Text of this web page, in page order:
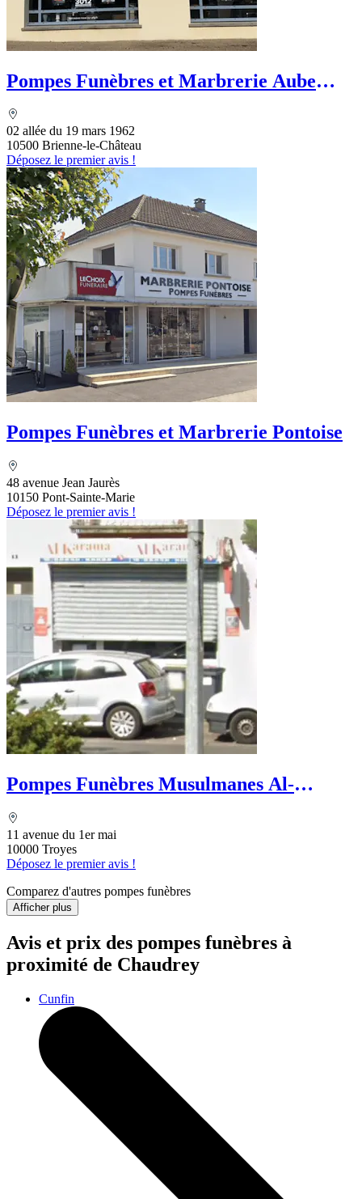
Pompes Funèbres et Marbrerie Aube
02 allée du 19 mars 1962
10500 Brienne-le-Château
Déposez le premier avis !
Pompes Funèbres et Marbrerie Pontoise
48 avenue Jean Jaurès
10150 Pont-Sainte-Marie
Déposez le premier avis !
Pompes Funèbres Musulmanes Al-
11 avenue du 1er mai
10000 Troyes
Déposez le premier avis !
Comparez d'autres pompes funèbres
Afficher plus
Avis et prix des pompes funèbres à
proximité de Chaudrey
Cunfin